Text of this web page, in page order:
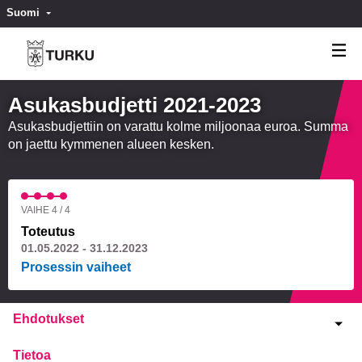
Suomi Valitse kieli
Asukasbudjetti 2021-2023
Asukasbudjettiin on varattu kolme miljoonaa euroa. Summa
on jaettu kymmenen alueen kesken.
VAIHE 4 / 4
Toteutus
01.05.2022 - 31.12.2023
Prosessin vaiheet
Ehdotukset
Tietoa